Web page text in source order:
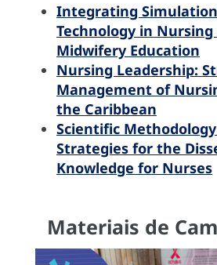
Integrating
Technology in Nursing
Midwifery Education
Nursing Leadership:
Management of
the Caribbean
Scientific
Strategies for the
Knowledge for Nurses
Materiais de